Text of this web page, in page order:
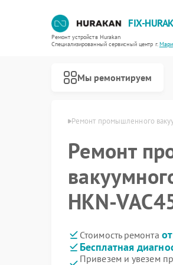
FIX-
Ремонт устройств Hurakan
Специализированный cервисный центр г.
Мы ремонтируем
Ремонт промышленного
Ремонт
HKN-
Стоимость ремонта
Бесплатная
Привезем и увезем